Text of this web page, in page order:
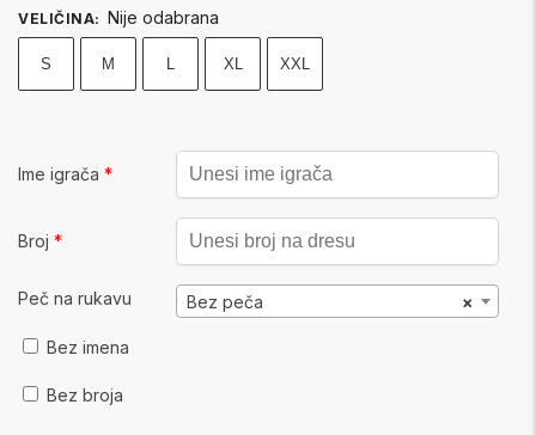
VELIČINA: Nije odabrana
S M L XL XXL
Ime igrača *
Broj *
Peč na rukavu ×
Bez peča
Bez imena
Bez broja